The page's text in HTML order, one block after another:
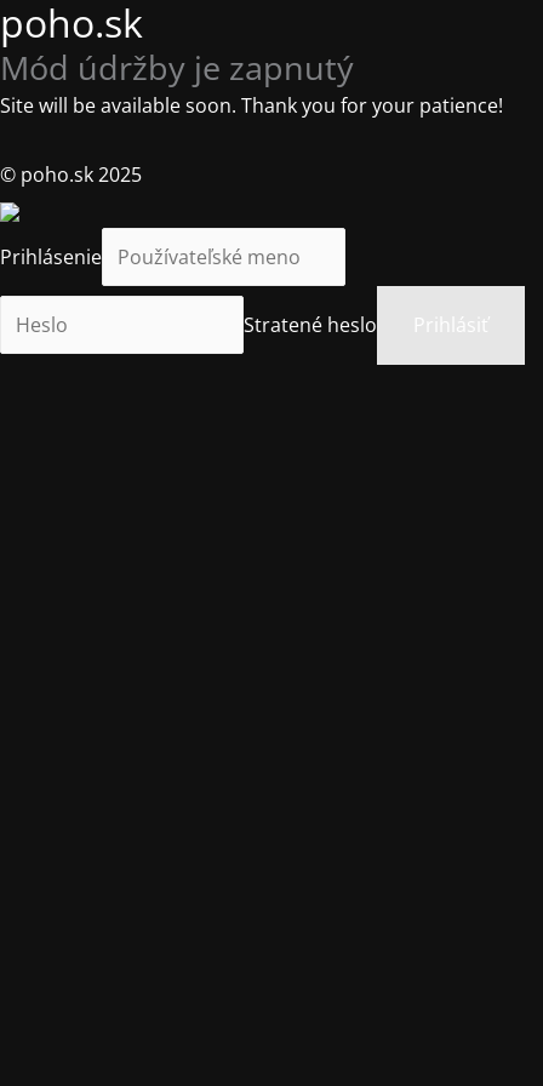
poho.sk
Mód údržby je zapnutý
Site will be available soon. Thank you for your patience!
© poho.sk 2025
Prihlásenie
Stratené heslo